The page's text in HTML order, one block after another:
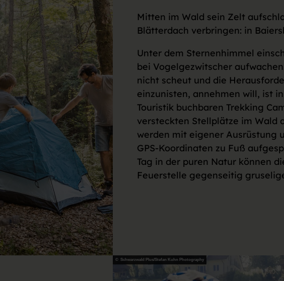
Mitten im Wald sein Zelt
Blätterdach verbringen: in
Unter dem Sternenhimmel
bei Vogelgezwitscher
nicht scheut und die
einzunisten, annehmen will, ist
Touristik buchbaren Trekking
versteckten Stellplätze im Wald
werden mit eigener Ausrüstung
GPS-Koordinaten zu Fuß
Tag in der puren Natur können
Feuerstelle gegenseitig
© Schwarzwald Plus/Stefan Kuhn Photography